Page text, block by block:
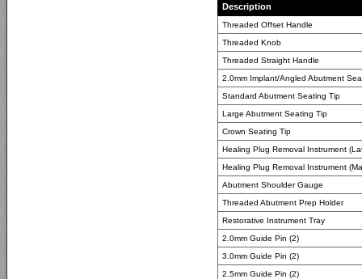
Description
Threaded Offset Handle
Threaded Knob
Threaded Straight Handle
2.0mm Implant/Angled Abutment
Standard Abutment Seating Tip
Large Abutment Seating Tip
Crown Seating Tip
Healing Plug Removal Instrument
Healing Plug Removal Instrument
Abutment Shoulder Gauge
Threaded Abutment Prep Holder
Restorative Instrument Tray
2.0mm Guide Pin (2)
3.0mm Guide Pin (2)
2.5mm Guide Pin (2)